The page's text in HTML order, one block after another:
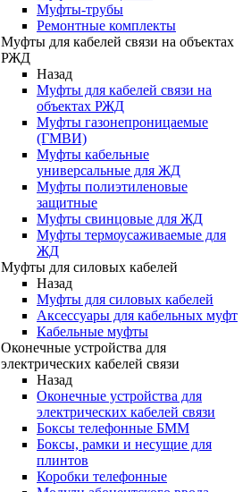
Муфты-трубы
Ремонтные комплекты
Муфты для кабелей связи на объектах
РЖД
Назад
Муфты для кабелей связи на
объектах РЖД
Муфты газонепроницаемые
(ГМВИ)
Муфты кабельные
универсальные для ЖД
Муфты полиэтиленовые
защитные
Муфты свинцовые для ЖД
Муфты термоусаживаемые для
ЖД
Муфты для силовых кабелей
Назад
Муфты для силовых кабелей
Аксессуары для кабельных муфт
Кабельные муфты
Оконечные устройства для
электрических кабелей связи
Назад
Оконечные устройства для
электрических кабелей связи
Боксы телефонные БММ
Боксы, рамки и несущие для
плинтов
Коробки телефонные